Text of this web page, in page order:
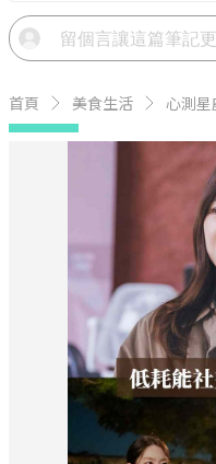
首頁 美食生活 心測星